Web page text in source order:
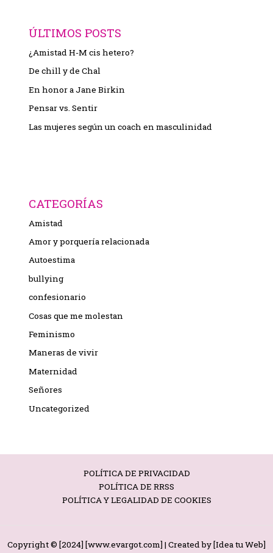
ÚLTIMOS POSTS
¿Amistad H-M cis hetero?
De chill y de Chal
En honor a Jane Birkin
Pensar vs. Sentir
Las mujeres según un coach en masculinidad
CATEGORÍAS
Amistad
Amor y porquería relacionada
Autoestima
bullying
confesionario
Cosas que me molestan
Feminismo
Maneras de vivir
Maternidad
Señores
Uncategorized
POLÍTICA DE PRIVACIDAD
POLÍTICA DE RRSS
POLÍTICA Y LEGALIDAD DE COOKIES
Copyright © [2024] [www.evargot.com] | Created by [Idea tu Web]